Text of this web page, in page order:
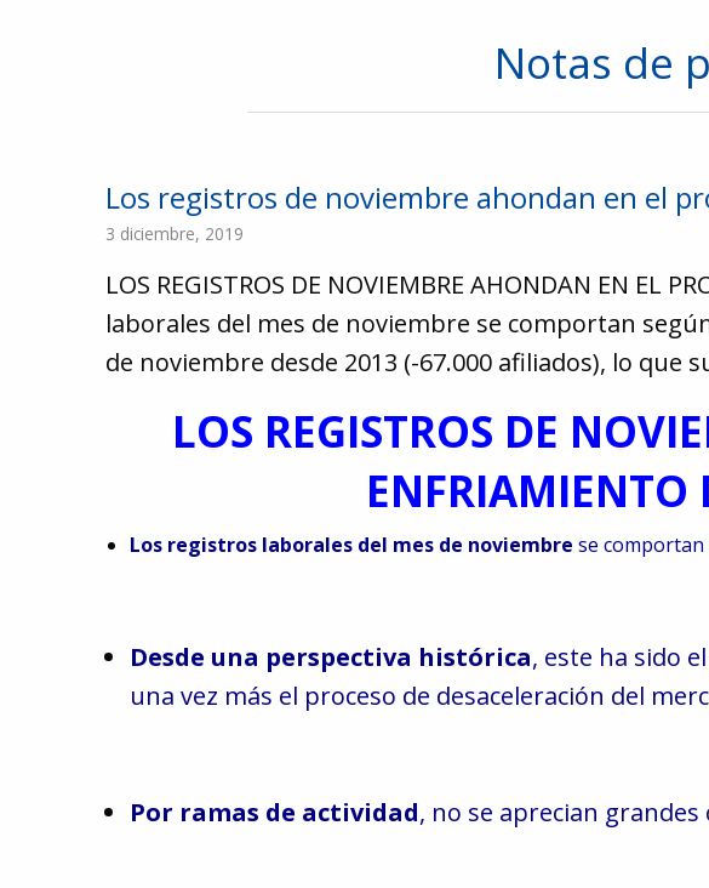
5980674
Notas de
Los registros de noviembre ahondan en el
3 diciembre, 2019
LOS REGISTROS DE NOVIEMBRE AHONDAN EN EL
laborales del mes de noviembre se comportan
de noviembre desde 2013 (-67.000 afiliados), lo que
LOS REGISTROS DE
ENFRIAMIENTO
Los registros laborales del mes de noviembre se
Desde una perspectiva histórica, este ha sido
una vez más el proceso de desaceleración del
Por ramas de actividad, no se aprecian